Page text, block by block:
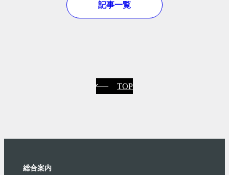
記事一覧
TOP
総合案内